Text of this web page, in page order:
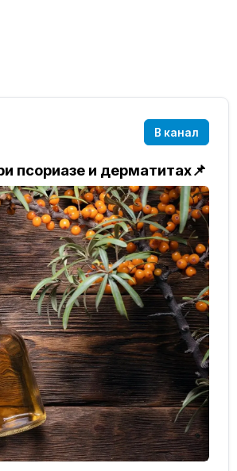
В канал
псориазе и дерматитах📌